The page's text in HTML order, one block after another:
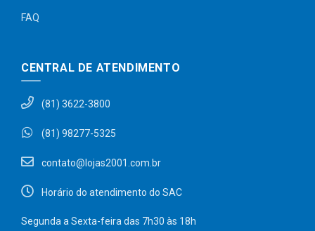
FAQ
CENTRAL DE ATENDIMENTO
(81) 3622-3800
(81) 98277-5325
contato@lojas2001.com.br
Horário do atendimento do SAC
Segunda a Sexta-feira das 7h30 às 18h